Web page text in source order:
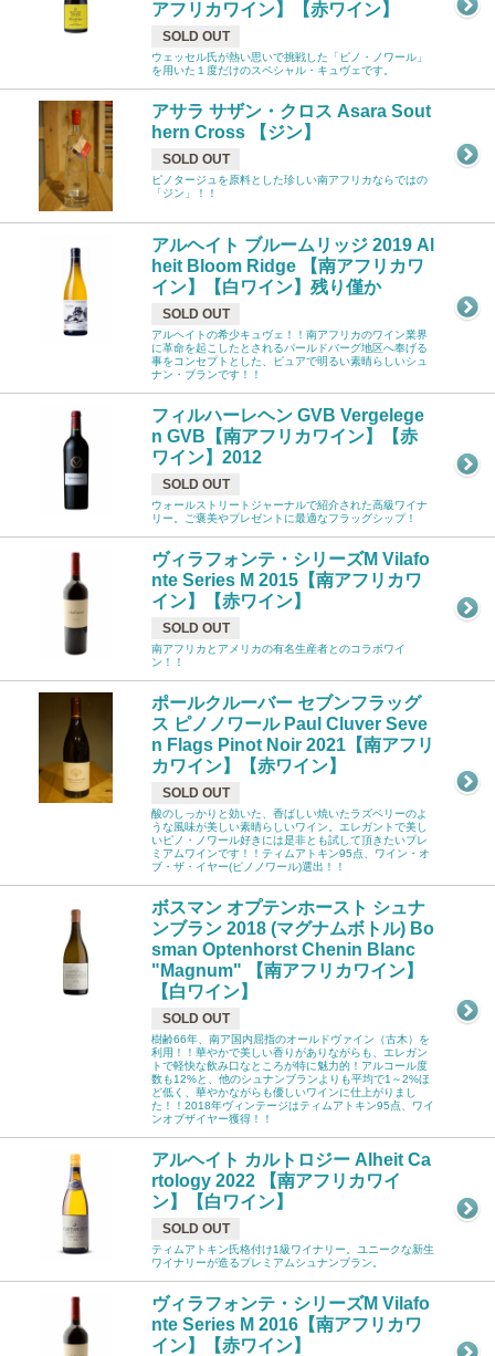
アフリカワイン】【赤ワイン】
SOLD OUT
ウェッセル氏が熱い思いで挑戦した「ピノ・ノワール」
を用いた１度だけのスペシャル・キュヴェです。
アサラ サザン・クロス Asara Sout
hern Cross 【ジン】
SOLD OUT
ピノタージュを原料とした珍しい南アフリカならではの
「ジン」！！
アルヘイト ブルームリッジ 2019 Al
heit Bloom Ridge 【南アフリカワ
イン】【白ワイン】残り僅か
SOLD OUT
アルヘイトの希少キュヴェ！！南アフリカのワイン業界
に革命を起こしたとされるパールドバーグ地区へ奉げる
事をコンセプトとした、ピュアで明るい素晴らしいシュ
ナン・ブランです！！
フィルハーレヘン GVB Vergelege
n GVB【南アフリカワイン】【赤
ワイン】2012
SOLD OUT
ウォールストリートジャーナルで紹介された高級ワイナ
リー。ご褒美やプレゼントに最適なフラッグシップ！
ヴィラフォンテ・シリーズM Vilafo
nte Series M 2015【南アフリカワ
イン】【赤ワイン】
SOLD OUT
南アフリカとアメリカの有名生産者とのコラボワイ
ン！！
ポールクルーバー セブンフラッグ
ス ピノノワール Paul Cluver Seve
n Flags Pinot Noir 2021【南アフリ
カワイン】【赤ワイン】
SOLD OUT
酸のしっかりと効いた、香ばしい焼いたラズベリーのよ
うな風味が美しい素晴らしいワイン。エレガントで美し
いピノ・ノワール好きには是非とも試して頂きたいプレ
ミアムワインです！！ティムアトキン95点、ワイン・オ
ブ・ザ・イヤー(ピノノワール)選出！！
ボスマン オプテンホースト シュナ
ンブラン 2018 (マグナムボトル) Bo
sman Optenhorst Chenin Blanc
"Magnum" 【南アフリカワイン】
【白ワイン】
SOLD OUT
樹齢66年、南ア国内屈指のオールドヴァイン（古木）を
利用！！華やかで美しい香りがありながらも、エレガン
トで軽快な飲み口なところが特に魅力的！アルコール度
数も12%と、他のシュナンブランよりも平均で1～2%ほ
ど低く、華やかながらも優しいワインに仕上がりまし
た！！2018年ヴィンテージはティムアトキン95点、ワイ
ンオブザイヤー獲得！！
アルヘイト カルトロジー Alheit Ca
rtology 2022 【南アフリカワイ
ン】【白ワイン】
SOLD OUT
ティムアトキン氏格付け1級ワイナリー。ユニークな新生
ワイナリーが造るプレミアムシュナンブラン。
ヴィラフォンテ・シリーズM Vilafo
nte Series M 2016【南アフリカワ
イン】【赤ワイン】